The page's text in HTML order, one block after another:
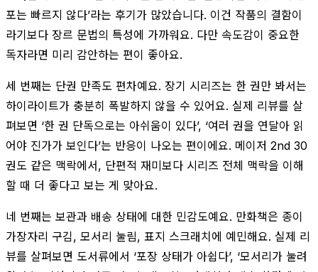
포는 빠르지 않다’라는 후기가 많았습니다. 이건 작품의 결함이
라기보다 장르 문법의 특성에 가까워요. 다만 속도감이 중요한
독자라면 미리 감안하는 편이 좋아요.
세 번째는 단권 만족도 편차예요. 장기 시리즈는 한 권만 봐서는
하이라이트가 충분히 폭발하지 않을 수 있어요. 실제 리뷰를 살
펴보면 ‘한 권 단독으로는 아쉬움이 있다’, ‘여러 권을 연달아 읽
어야 진가가 보인다’는 반응이 나오는 편이에요. 메이저 2nd 30
권도 같은 맥락에서, 단편적 재미보다 시리즈 전체 맥락을 이해
할 때 더 좋다고 보는 게 맞아요.
네 번째는 보관과 배송 상태에 대한 민감도예요. 만화책은 종이
가장자리 구김, 모서리 눌림, 표지 스크래치에 예민해요. 실제 리
뷰를 살펴보면 도서류에서 ‘포장 상태가 아쉽다’, ‘모서리가 눌려